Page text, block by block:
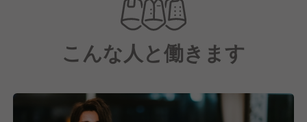
移り行く季節が伝える風情を素直に受け入れる感受性
は、「日本人の美徳」だと考えます。環境と想いを見
える形に表現者としての料理作りをどうぞ感じてくだ
こんな人と働きます